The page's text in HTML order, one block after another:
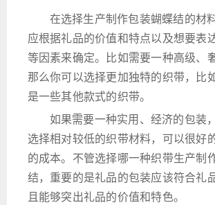
在选择生产制作包装蝴蝶结的材
应根据礼品的价值和特点以及想要表
等因素来确定。比如需要一种高级、
那么你可以选择更加独特的织带，比
是一些其他款式的织带。
如果需要一种实用、经济的包装
选择相对较低的织带材料，可以很好
的成本。不管选择哪一种织带生产制
结，重要的是礼品的包装应该符合礼
且能够突出礼品的价值和特色。